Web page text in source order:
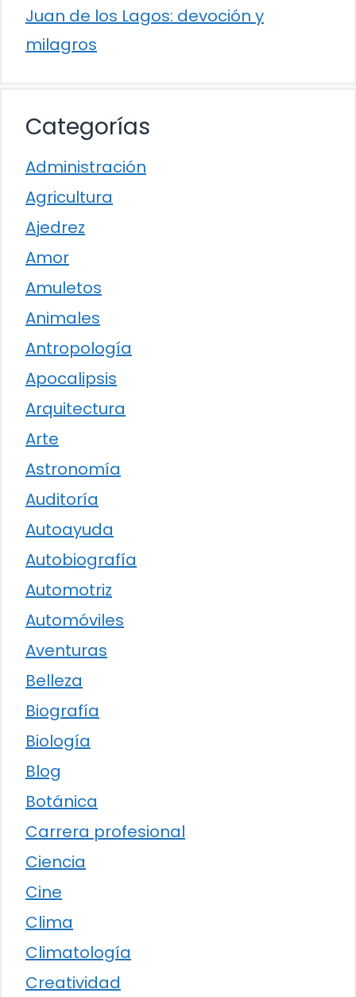
Juan de los Lagos: devoción y
milagros
Categorías
Administración
Agricultura
Ajedrez
Amor
Amuletos
Animales
Antropología
Apocalipsis
Arquitectura
Arte
Astronomía
Auditoría
Autoayuda
Autobiografía
Automotriz
Automóviles
Aventuras
Belleza
Biografía
Biología
Blog
Botánica
Carrera profesional
Ciencia
Cine
Clima
Climatología
Creatividad